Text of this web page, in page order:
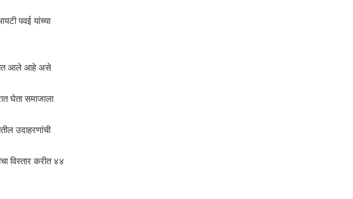
पवई यांच्या
आले आहे असे
घेता समाजाला
उदाहरणांची
विस्तार करीत ४४